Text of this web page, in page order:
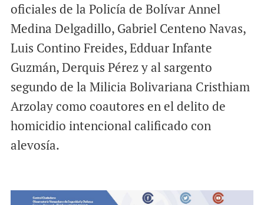
oficiales de la Policía de Bolívar Annel
Medina Delgadillo, Gabriel Centeno Navas,
Luis Contino Freides, Edduar Infante
Guzmán, Derquis Pérez y al sargento
segundo de la Milicia Bolivariana Cristhiam
Arzolay como coautores en el delito de
homicidio intencional calificado con
alevosía.